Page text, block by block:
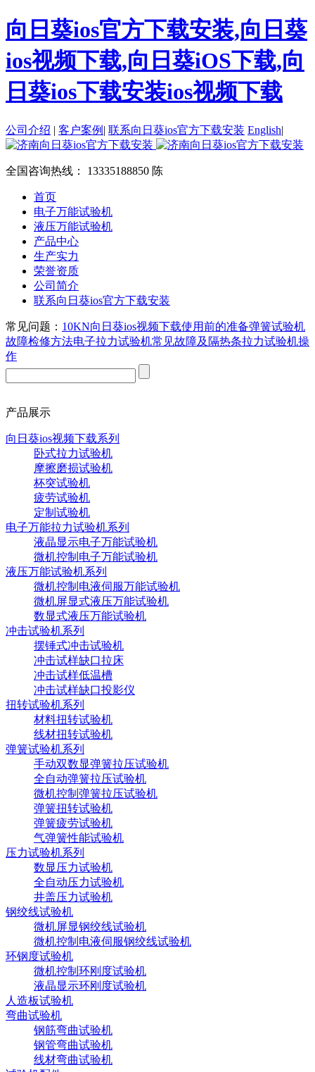
向日葵ios官方下载安装,向日葵
ios视频下载,向日葵iOS下载,向
日葵ios下载安装ios视频下载
公司介绍 | 客户案例 | 联系向日葵ios官方下载安装 English|
全国咨询热线： 13335188850 陈
首页
电子万能试验机
液压万能试验机
产品中心
生产实力
荣誉资质
公司简介
联系向日葵ios官方下载安装
常见问题： 10KN向日葵ios视频下载使用前的准备弹簧试验机
故障检修方法电子拉力试验机常见故障及 隔热条拉力试验机操
作
产品展示
向日葵ios视频下载系列
卧式拉力试验机
摩擦磨损试验机
杯突试验机
疲劳试验机
定制试验机
电子万能拉力试验机系列
液晶显示电子万能试验机
微机控制电子万能试验机
液压万能试验机系列
微机控制电液伺服万能试验机
微机屏显式液压万能试验机
数显式液压万能试验机
冲击试验机系列
摆锤式冲击试验机
冲击试样缺口拉床
冲击试样低温槽
冲击试样缺口投影仪
扭转试验机系列
材料扭转试验机
线材扭转试验机
弹簧试验机系列
手动双数显弹簧拉压试验机
全自动弹簧拉压试验机
微机控制弹簧拉压试验机
弹簧扭转试验机
弹簧疲劳试验机
气弹簧性能试验机
压力试验机系列
数显压力试验机
全自动压力试验机
井盖压力试验机
钢绞线试验机
微机屏显钢绞线试验机
微机控制电液伺服钢绞线试验机
环钢度试验机
微机控制环刚度试验机
液晶显示环刚度试验机
人造板试验机
弯曲试验机
钢筋弯曲试验机
钢管弯曲试验机
线材弯曲试验机